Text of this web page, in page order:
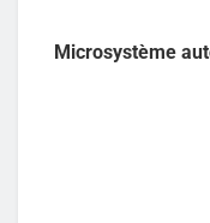
Microsystème